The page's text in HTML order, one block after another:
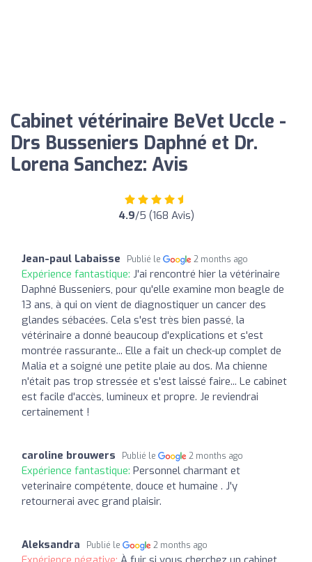
Cabinet vétérinaire BeVet Uccle -
Drs Busseniers Daphné et Dr.
Lorena Sanchez: Avis
4.9/5 (168 Avis)
Jean-paul Labaisse Publié le 2 months ago
Expérience fantastique: J'ai rencontré hier la vétérinaire
Daphné Busseniers, pour qu'elle examine mon beagle de
13 ans, à qui on vient de diagnostiquer un cancer des
glandes sébacées. Cela s'est très bien passé, la
vétérinaire a donné beaucoup d'explications et s'est
montrée rassurante... Elle a fait un check-up complet de
Malia et a soigné une petite plaie au dos. Ma chienne
n'était pas trop stressée et s'est laissé faire... Le cabinet
est facile d'accès, lumineux et propre. Je reviendrai
certainement !
caroline brouwers Publié le 2 months ago
Expérience fantastique: Personnel charmant et
veterinaire compétente, douce et humaine . J'y
retournerai avec grand plaisir.
Aleksandra Publié le 2 months ago